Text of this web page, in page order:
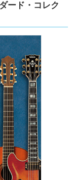
ード・コレク